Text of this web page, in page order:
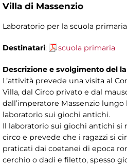
Villa di Massenzio
Laboratorio per la scuola primaria
Destinatari: scuola primaria
Descrizione e svolgimento del
L’attività prevede una visita al
Villa, dal Circo privato e dal
dall’imperatore Massenzio
laboratorio sui giochi antichi.
Il laboratorio sui giochi antichi si
circo e prevede che i ragazzi si
praticati dai coetanei di epoca
cerchio o dadi e filetto, spesso